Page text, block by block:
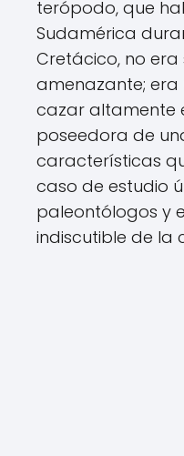
terópodo, que
Sudamérica
Cretácico, no
amenazante;
cazar altamente
poseedora de
características
caso de estudio
paleontólogos y
indiscutible de la